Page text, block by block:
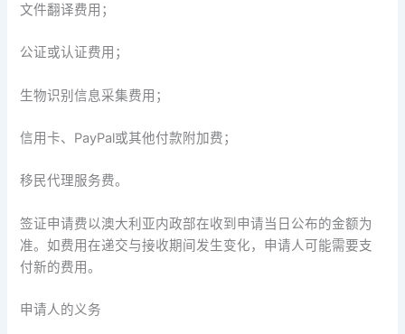
文件翻译费用；
公证或认证费用；
生物识别信息采集费用；
信用卡、PayPal或其他付款附加费；
移民代理服务费。
签证申请费以澳大利亚内政部在收到申请当日公布的金额为
准。如费用在递交与接收期间发生变化，申请人可能需要支
付新的费用。
申请人的义务